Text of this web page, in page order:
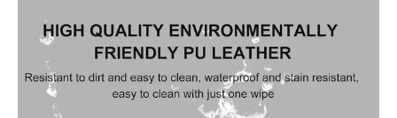
flamboyant du soleil
d'été aux vents d'hiver
mordant, votre tout-
petit reste confortable,
ce qui rend chaque